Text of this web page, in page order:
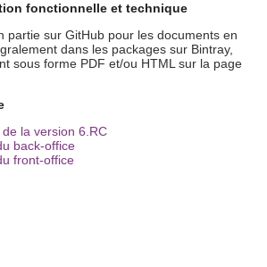
fonctionnelle et technique
partie sur GitHub pour les documents en
dans les packages sur Bintray,
sous forme PDF et/ou HTML sur la page
la version 6.RC
back-office
front-office